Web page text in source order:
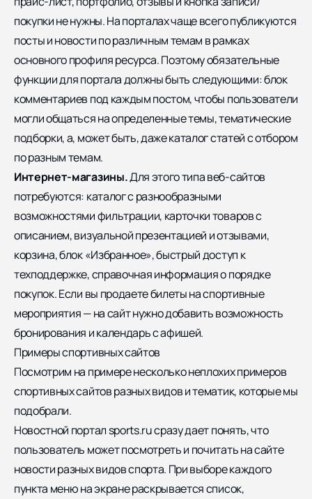
покупки не нужны. На порталах чаще всего публикуются
посты и новости по различным темам в рамках
основного профиля ресурса. Поэтому обязательные
функции для портала должны быть следующими: блок
комментариев под каждым постом, чтобы пользователи
могли общаться на определенные темы, тематические
подборки, а, может быть, даже каталог статей с отбором
по разным темам.
Интернет-магазины.Для этого типа веб-сайтов
потребуются: каталог с разнообразными
возможностями фильтрации, карточки товаров с
описанием, визуальной презентацией и отзывами,
корзина, блок «Избранное», быстрый доступ к
техподдержке, справочная информация о порядке
покупок. Если вы продаете билеты на спортивные
мероприятия — на сайт нужно добавить возможность
бронирования и календарь с афишей.
Примеры спортивных сайтов
Посмотрим на примере несколько неплохих примеров
спортивных сайтов разных видов и тематик, которые мы
подобрали.
Новостной портал sports.ruсразу дает понять, что
пользователь может посмотреть и почитать на сайте
новости разных видов спорта. При выборе каждого
пункта меню на экране раскрывается список,